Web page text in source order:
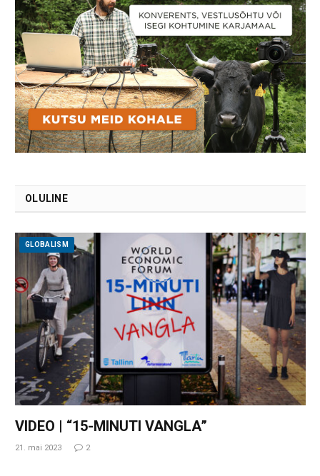
OLULINE
GLOBALISM
VIDEO | “15-MINUTI VANGLA”
21. mai 2023 2